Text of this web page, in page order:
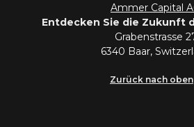
Ammer Capital
Entdecken Sie die Zukunft
Grabenstrasse
6340 Baar,
Zurück nach oben